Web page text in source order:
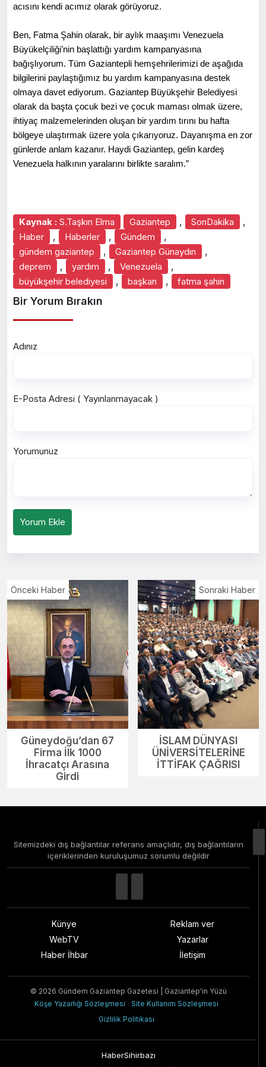
acısını kendi acımız olarak görüyoruz.
Ben, Fatma Şahin olarak, bir aylık maaşımı Venezuela
Büyükelçiliği’nin başlattığı yardım kampanyasına
bağışlıyorum. Tüm Gaziantepli hemşehrilerimizi de aşağıda
bilgilerini paylaştığımız bu yardım kampanyasına destek
olmaya davet ediyorum. Gaziantep Büyükşehir Belediyesi
olarak da başta çocuk bezi ve çocuk maması olmak üzere,
ihtiyaç malzemelerinden oluşan bir yardım tırını bu hafta
bölgeye ulaştırmak üzere yola çıkarıyoruz. Dayanışma en zor
günlerde anlam kazanır. Haydi Gaziantep, gelin kardeş
Venezuela halkının yaralarını birlikte saralım.”
Kaynak : S.Taşkın Elma Gaziantep , SonDakika ,
Haber , Haberler , Gündem ,
gündem gaziantep , Gaziantep Günaydın ,
deprem , yardım , Venezuela ,
büyükşehir belediyesi , başkan , fatma şahin
Bir Yorum Bırakın
Adınız
E-Posta Adresi ( Yayınlanmayacak )
Yorumunuz
Yorum Ekle
Önceki Haber
Güneydoğu’dan 67
Firma İlk 1000
İhracatçı Arasına
Girdi
Sonraki Haber
İSLAM DÜNYASI
ÜNİVERSİTELERİNE
İTTİFAK ÇAĞRISI
Sitemizdeki dış bağlantılar referans amaçlıdır, dış bağlantıların
içeriklerinden kuruluşumuz sorumlu değildir
Künye
WebTV
Haber İhbar
Reklam ver
Yazarlar
İletişim
© 2026 Gündem Gaziantep Gazetesi | Gaziantep'in Yüzü
Köşe Yazarlığı Sözleşmesi
Site Kullanım Sözleşmesi
Gizlilik Politikası
HaberSihirbazı